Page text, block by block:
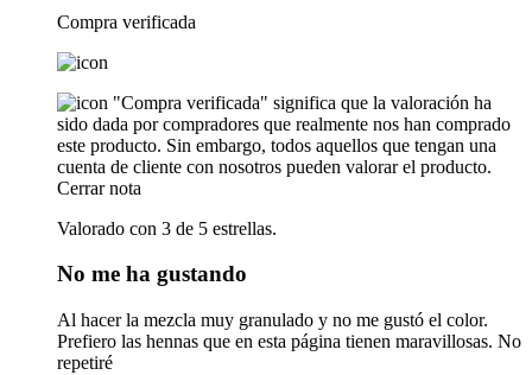
Compra verificada
"Compra verificada" significa que la valoración ha
sido dada por compradores que realmente nos han comprado
este producto. Sin embargo, todos aquellos que tengan una
cuenta de cliente con nosotros pueden valorar el producto.
Cerrar nota
Valorado con 3 de 5 estrellas.
No me ha gustando
Al hacer la mezcla muy granulado y no me gustó el color.
Prefiero las hennas que en esta página tienen maravillosas. No
repetiré